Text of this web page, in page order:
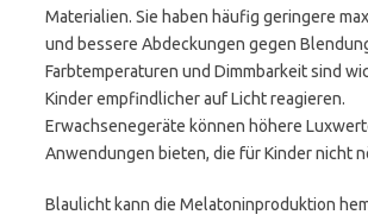
Materialien. Sie haben häufig geringere
und bessere Abdeckungen gegen
Farbtemperaturen und Dimmbarkeit sind
Kinder empfindlicher auf Licht reagieren.
Erwachsenegeräte können höhere
Anwendungen bieten, die für Kinder nicht
Blaulicht kann die Melatoninproduktion